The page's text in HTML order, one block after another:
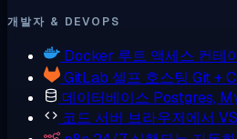
개발자 & DEVOPS
Docker 루트 액세스 컨테
GitLab 셀프 호스팅 Git +
데이터베이스 Postgres,
코드 서버 브라우저에서